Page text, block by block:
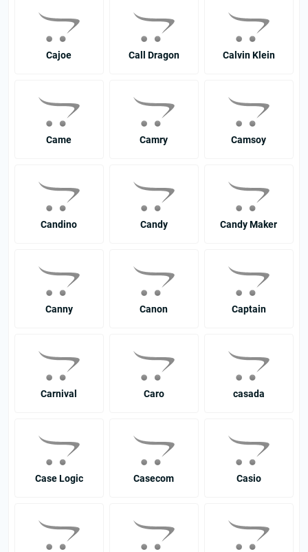
Cajoe Call Dragon Calvin Klein
Came Camry Camsoy
Candino Candy Candy Maker
Canny Canon Captain
Carnival Caro casada
Case Logic Casecom Casio